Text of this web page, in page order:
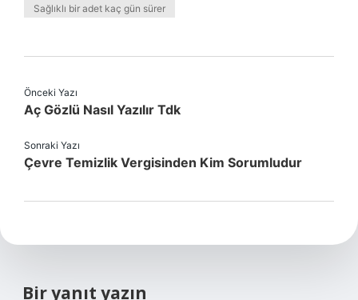
Sağlıklı bir adet kaç gün sürer
Önceki Yazı
Aç Gözlü Nasıl Yazılır Tdk
Sonraki Yazı
Çevre Temizlik Vergisinden Kim Sorumludur
Bir yanıt yazın